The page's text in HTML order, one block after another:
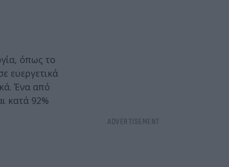
όπως το
ευεργετικά
Ένα από
κατά 92%